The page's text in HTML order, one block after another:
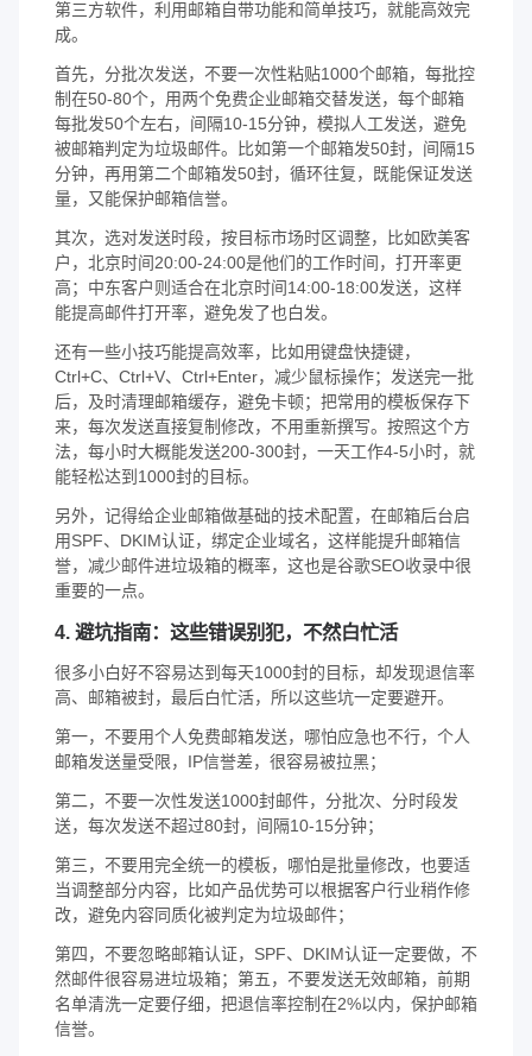
第三方软件，利用邮箱自带功能和简单技巧，就能高效完
成。
首先，分批次发送，不要一次性粘贴1000个邮箱，每批控
制在50-80个，用两个免费企业邮箱交替发送，每个邮箱
每批发50个左右，间隔10-15分钟，模拟人工发送，避免
被邮箱判定为垃圾邮件。比如第一个邮箱发50封，间隔15
分钟，再用第二个邮箱发50封，循环往复，既能保证发送
量，又能保护邮箱信誉。
其次，选对发送时段，按目标市场时区调整，比如欧美客
户，北京时间20:00-24:00是他们的工作时间，打开率更
高；中东客户则适合在北京时间14:00-18:00发送，这样
能提高邮件打开率，避免发了也白发。
还有一些小技巧能提高效率，比如用键盘快捷键，
Ctrl+C、Ctrl+V、Ctrl+Enter，减少鼠标操作；发送完一批
后，及时清理邮箱缓存，避免卡顿；把常用的模板保存下
来，每次发送直接复制修改，不用重新撰写。按照这个方
法，每小时大概能发送200-300封，一天工作4-5小时，就
能轻松达到1000封的目标。
另外，记得给企业邮箱做基础的技术配置，在邮箱后台启
用SPF、DKIM认证，绑定企业域名，这样能提升邮箱信
誉，减少邮件进垃圾箱的概率，这也是谷歌SEO收录中很
重要的一点。
4. 避坑指南：这些错误别犯，不然白忙活
很多小白好不容易达到每天1000封的目标，却发现退信率
高、邮箱被封，最后白忙活，所以这些坑一定要避开。
第一，不要用个人免费邮箱发送，哪怕应急也不行，个人
邮箱发送量受限，IP信誉差，很容易被拉黑；
第二，不要一次性发送1000封邮件，分批次、分时段发
送，每次发送不超过80封，间隔10-15分钟；
第三，不要用完全统一的模板，哪怕是批量修改，也要适
当调整部分内容，比如产品优势可以根据客户行业稍作修
改，避免内容同质化被判定为垃圾邮件；
第四，不要忽略邮箱认证，SPF、DKIM认证一定要做，不
然邮件很容易进垃圾箱；第五，不要发送无效邮箱，前期
名单清洗一定要仔细，把退信率控制在2%以内，保护邮箱
信誉。